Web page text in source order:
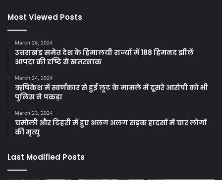
Most Viewed Posts
March 26, 2024
उत्तराखंड समेत देश के हिमालयी राज्यों में 188 हिमनद झीलें
आपदा की दृष्टि से खतरनाक
March 24, 2024
ऋषिकेश में स्वर्णकार से हुई लूट के मामले में दूसरे आरोपी को भी
पुलिस ने पकड़ा
March 23, 2024
चमोली और टिहरी में हुए अलग अलग सड़क हादसों में चार लोगों
की मृत्यु
Last Modified Posts